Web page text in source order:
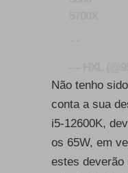
Não tenho
conta a sua
i5-12600K,
os 65W, em
estes